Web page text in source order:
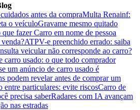
antes da compraMulta Renainf:
o veículoGravame mesmo quitado
que fazerCarro em nome de pessoa
ATPV-e preenchido errado: saiba
veicular não corresponde ao carro?
carro usado: o que todo comprador
um anúncio de carro usado é
podem revelar antes de comprar um
entre particulares: evite riscosCarro de
precisa saberRadares com IA avançam
nas estradas